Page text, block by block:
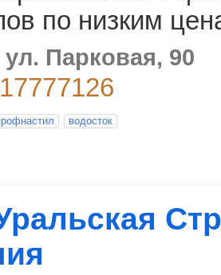
по низким
ул. Парковая, 90
водосток